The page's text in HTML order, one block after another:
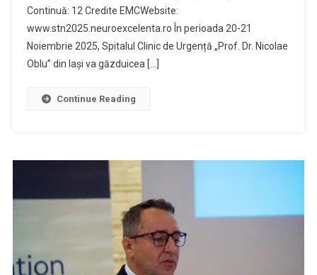
Continuă: 12 Credite EMCWebsite:
www.stn2025.neuroexcelenta.ro În perioada 20-21
Noiembrie 2025, Spitalul Clinic de Urgență „Prof. Dr. Nicolae
Oblu” din Iași va găzduicea […]
Continue Reading